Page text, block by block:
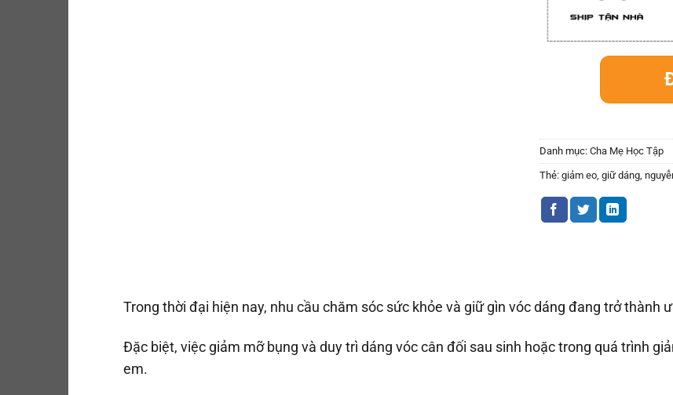
Danh mục: Cha Mẹ Học Tập
Thẻ: giảm eo giữ dáng
Trong thời đại hiện nay, nhu cầu chăm sóc sức khỏe và giữ gìn vóc dáng đang trở thành
Đặc biệt, việc giảm mỡ bụng và duy trì dáng vóc cân đối sau sinh hoặc trong quá trình
em.